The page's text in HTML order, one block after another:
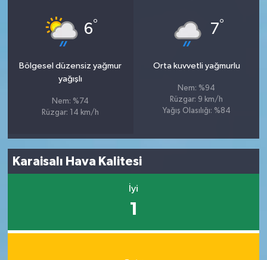
6°
Bölgesel düzensiz yağmur
yağışlı
Nem: %74
Rüzgar: 14 km/h
7°
Orta kuvvetli yağmurlu
Nem: %94
Rüzgar: 9 km/h
Yağış Olasılığı: %84
Karaisalı Hava Kalitesi
İyi
1